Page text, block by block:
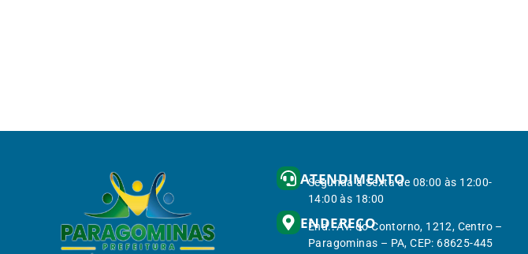
ATENDIMENTO
Segunda à Sexta de 08:00 às 12:00-
14:00 às 18:00
ENDEREÇO
End.: Av. do Contorno, 1212, Centro –
Paragominas – PA, CEP: 68625-445